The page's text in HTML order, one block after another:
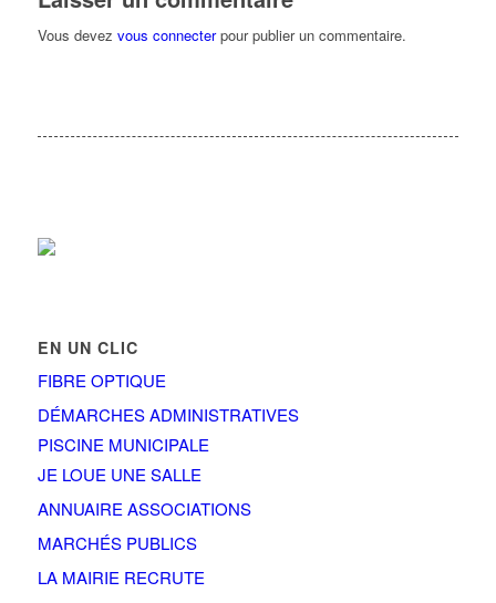
Vous devez vous connecterpour publier un commentaire.
EN UN CLIC
FIBRE OPTIQUE
DÉMARCHES ADMINISTRATIVES
PISCINE MUNICIPALE
JE LOUE UNE SALLE
ANNUAIRE ASSOCIATIONS
MARCHÉS PUBLICS
LA MAIRIE RECRUTE